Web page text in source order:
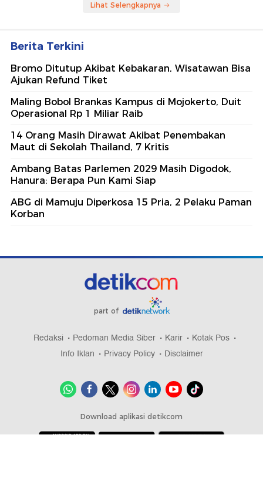
Lihat Selengkapnya
Berita Terkini
Bromo Ditutup Akibat Kebakaran, Wisatawan Bisa
Ajukan Refund Tiket
Maling Bobol Brankas Kampus di Mojokerto, Duit
Operasional Rp 1 Miliar Raib
14 Orang Masih Dirawat Akibat Penembakan
Maut di Sekolah Thailand, 7 Kritis
Ambang Batas Parlemen 2029 Masih Digodok,
Hanura: Berapa Pun Kami Siap
ABG di Mamuju Diperkosa 15 Pria, 2 Pelaku Paman
Korban
part of
Redaksi Pedoman Media Siber Karir
Kotak Pos
Info Iklan
Privacy Policy Disclaimer
Download aplikasi detikcom